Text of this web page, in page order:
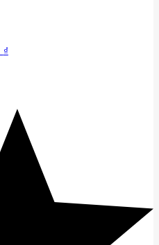
₫Khoảng
đến
11.996.000 ₫